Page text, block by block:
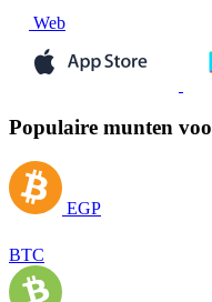
Web
Populaire munten
EGP
BTC